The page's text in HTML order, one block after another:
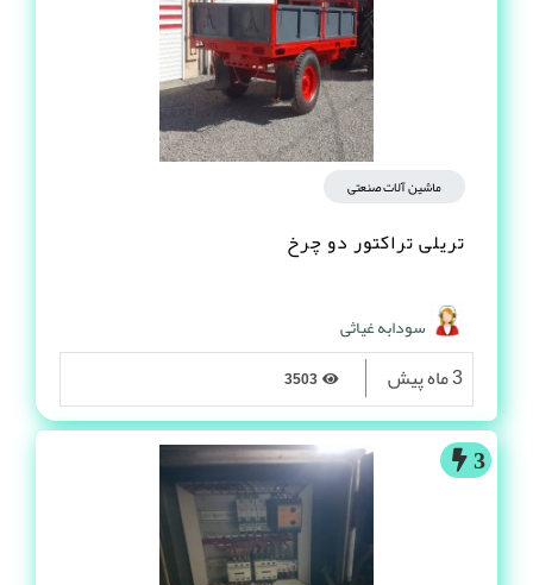
ماشین آلات صنعتی
تریلی تراکتور دو چرخ
سودابه غیاثی
3 ماه پیش
3